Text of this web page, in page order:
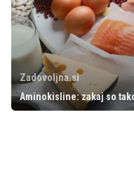
Zadovoljna.si
Aminokisline: zakaj so